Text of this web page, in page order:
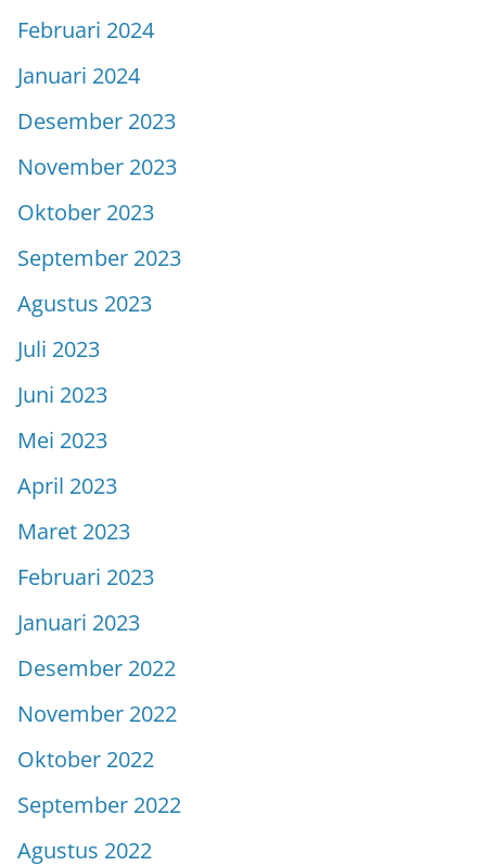
Februari 2024
Januari 2024
Desember 2023
November 2023
Oktober 2023
September 2023
Agustus 2023
Juli 2023
Juni 2023
Mei 2023
April 2023
Maret 2023
Februari 2023
Januari 2023
Desember 2022
November 2022
Oktober 2022
September 2022
Agustus 2022